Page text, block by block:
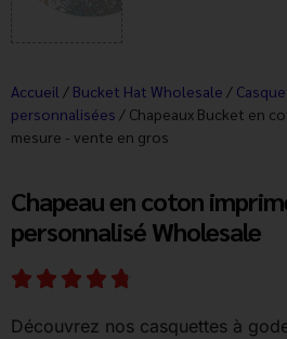
Accueil / Bucket Hat Wholesale /
personnalisées / Chapeaux Bucket en
mesure - vente en gros
Chapeau en coton
personnalisé Wholesale
Découvrez nos casquettes à